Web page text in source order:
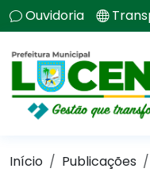
Ouvidoria
Início Publicações